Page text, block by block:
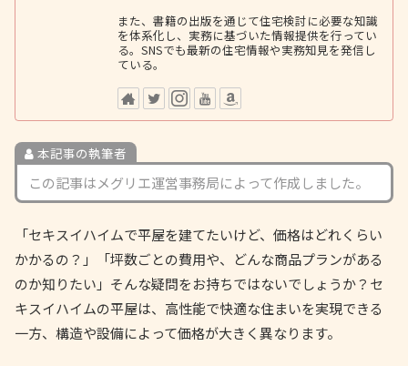
また、書籍の出版を通じて住宅検討に必要な知識
を体系化し、実務に基づいた情報提供を行ってい
る。SNSでも最新の住宅情報や実務知見を発信し
ている。
本記事の執筆者
この記事はメグリエ運営事務局によって作成しました。
「セキスイハイムで平屋を建てたいけど、価格はどれくらい
かかるの？」「坪数ごとの費用や、どんな商品プランがある
のか知りたい」そんな疑問をお持ちではないでしょうか？セ
キスイハイムの平屋は、高性能で快適な住まいを実現できる
一方、構造や設備によって価格が大きく異なります。